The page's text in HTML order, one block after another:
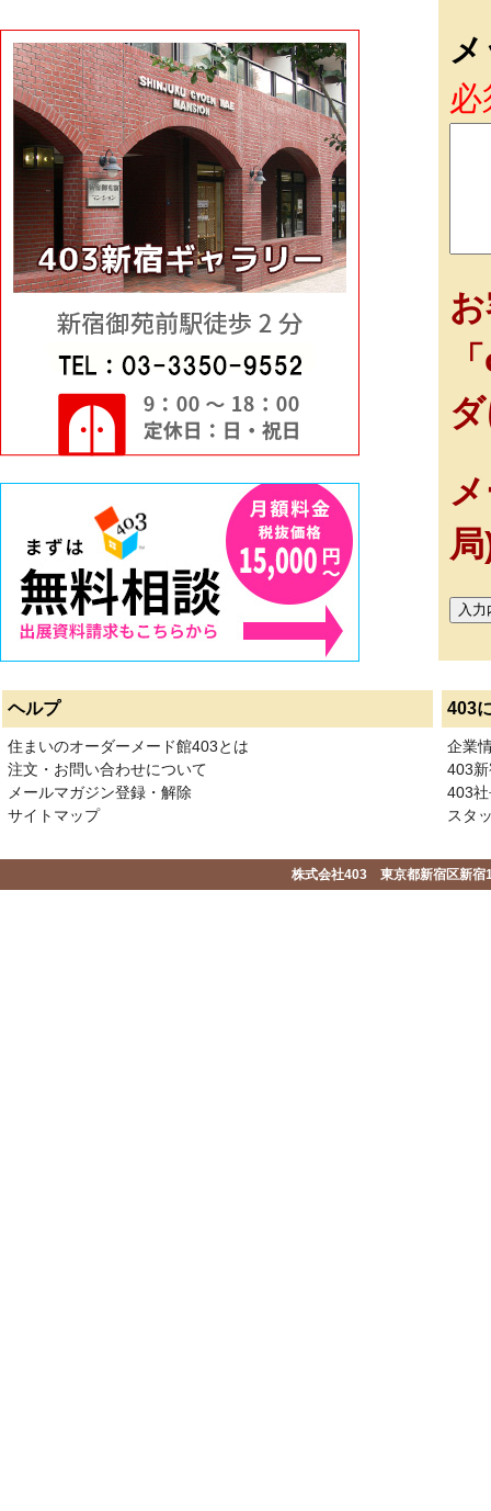
必
ヘルプ 403
住まいのオーダーメード館403とは
注文・お問い合わせについて
メールマガジン登録・解除
サイトマップ
企業
403
403
スタ
株式会社403 東京都新宿区新